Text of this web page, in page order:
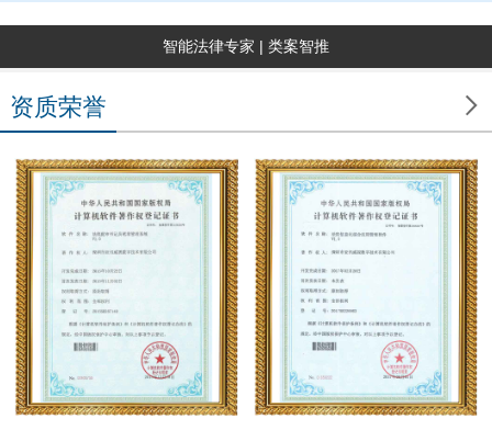
智能法律专家 | 类案智推

资质荣誉